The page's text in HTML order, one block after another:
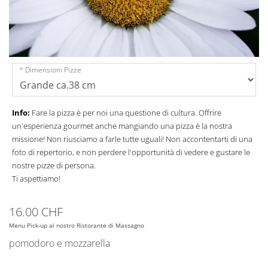
Dimensioni Pizze
Info: Fare la pizza è per noi una questione di cultura. Offrire
un'esperienza gourmet anche mangiando una pizza è la nostra
missione! Non riusciamo a farle tutte uguali! Non accontentarti di una
foto di repertorio, e non perdere l'opportunità di vedere e gustare le
nostre pizze di persona.
Ti aspettiamo!
16.00 CHF
Menu Pick-up al nostro Ristorante di Massagno
pomodoro e mozzarella